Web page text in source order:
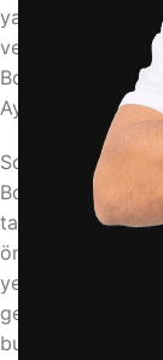
yapmak için adım
ve püf noktaları.
Bosch Cooler,
Ayarı, Teknik
Soğukluk Ayarına
Bosch cooler
tazeliğini
öneme sahiptir.
yeterince
geçişlerinde veya
bu ayarı optimize